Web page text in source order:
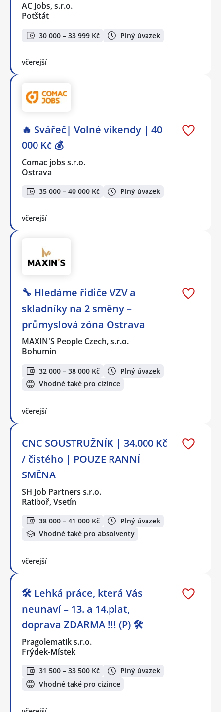
AC Jobs, s.r.o.
Potštát
30 000 – 33 999 Kč Plný úvazek
včerejší
🔥 Svářeč| Volné víkendy | 40
000 Kč 💰
Comac jobs s.r.o.
Ostrava
35 000 – 40 000 Kč Plný úvazek
včerejší
🔧 Hledáme řidiče VZV a
skladníky na 2 směny –
průmyslová zóna Ostrava
MAXIN'S People Czech, s.r.o.
Bohumín
32 000 – 38 000 Kč
Plný úvazek
Vhodné také pro cizince
včerejší
CNC SOUSTRUŽNÍK | 34.000 Kč
/ čistého | POUZE RANNÍ
SMĚNA
SH Job Partners s.r.o.
Ratiboř, Vsetín
38 000 – 41 000 Kč
Plný úvazek
Vhodné také pro absolventy
včerejší
🛠️ Lehká práce, která Vás
neunaví – 13. a 14.plat,
doprava ZDARMA !!! (P) 🛠️
Pragolematik s.r.o.
Frýdek-Místek
31 500 – 33 500 Kč
Plný úvazek
Vhodné také pro cizince